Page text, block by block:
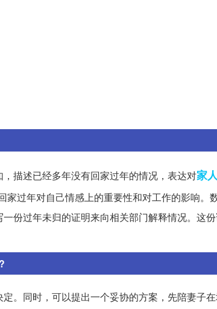
描述已经多年没有回家过年的情况，表达对家
家过年对自己情感上的重要性和对工作的影响。
份过年未归的证明来向相关部门解释情况。这
。同时，可以提出一个妥协的方案，先陪妻子